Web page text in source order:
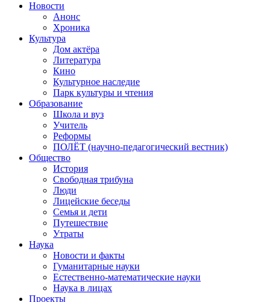
Новости
Анонс
Хроника
Культура
Дом актёра
Литература
Кино
Культурное наследие
Парк культуры и чтения
Образование
Школа и вуз
Учитель
Реформы
ПОЛЁТ (научно-педагогический вестник)
Общество
История
Свободная трибуна
Люди
Лицейские беседы
Семья и дети
Путешествие
Утраты
Наука
Новости и факты
Гуманитарные науки
Естественно-математические науки
Наука в лицах
Проекты